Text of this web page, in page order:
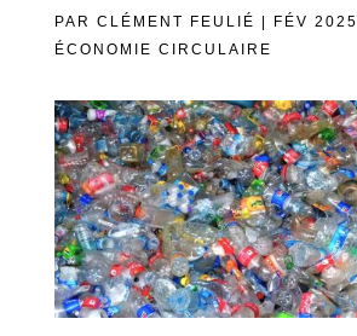
PAR CLÉMENT FEULIÉ | FÉV 2025
ÉCONOMIE CIRCULAIRE